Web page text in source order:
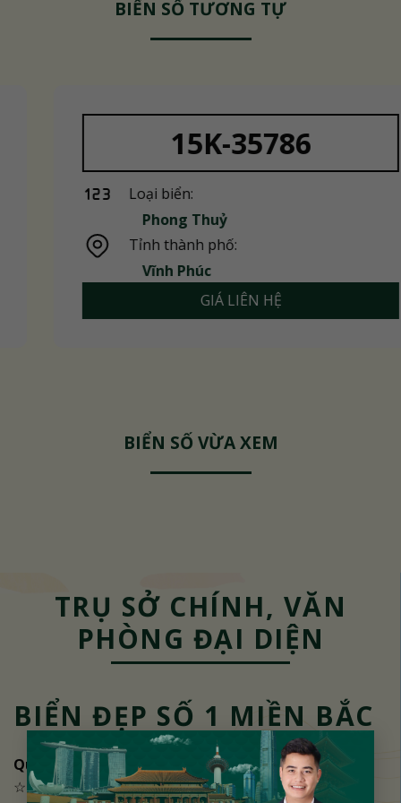
BIỂN SỐ TƯƠNG TỰ
15K-35786
Loại biển:
Phong Thuỷ
Tỉnh thành phố:
Vĩnh Phúc
GIÁ LIÊN HỆ
BIỂN SỐ VỪA XEM
TRỤ SỞ CHÍNH, VĂN
PHÒNG ĐẠI DIỆN
BIỂN ĐẸP SỐ 1 MIỀN BẮC
Quảng Ninh
☆ A14-05, KĐT Monbay Hạ Long, TP. Hạ Long